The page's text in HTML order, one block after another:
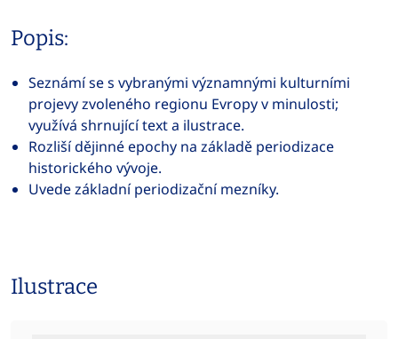
Popis:
Seznámí se s vybranými významnými kulturními
projevy zvoleného regionu Evropy v minulosti;
využívá shrnující text a ilustrace.
Rozliší dějinné epochy na základě periodizace
historického vývoje.
Uvede základní periodizační mezníky.
Ilustrace